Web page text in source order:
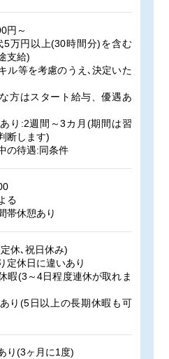
円～
5万円以上(30時間分)を含む
支給)
ル等を考慮のうえ､決定いた
な方はスタート給与、優遇あ
り:2週間～3カ月(期間は習
断します)
の待遇:同条件
る
帯休憩あり
休､祝日休み)
定休日に違いあり
暇(3～4日程度連休が取れま
り(5日以上の長期休暇も可
り(3ヶ月に1度)